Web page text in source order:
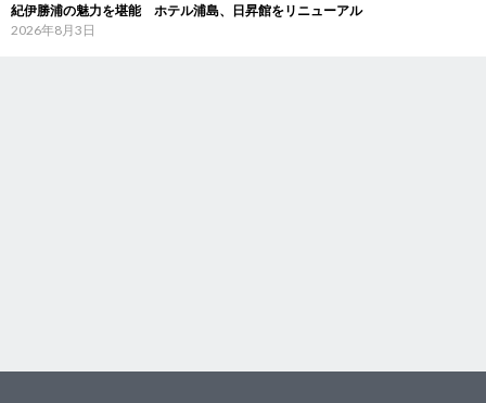
紀伊勝浦の魅力を堪能 ホテル浦島、日昇館をリニューアル
2026年8月3日